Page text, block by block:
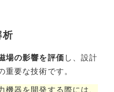
析
場の影響を評価し、設計
要な技術です。
器を開発する際には、